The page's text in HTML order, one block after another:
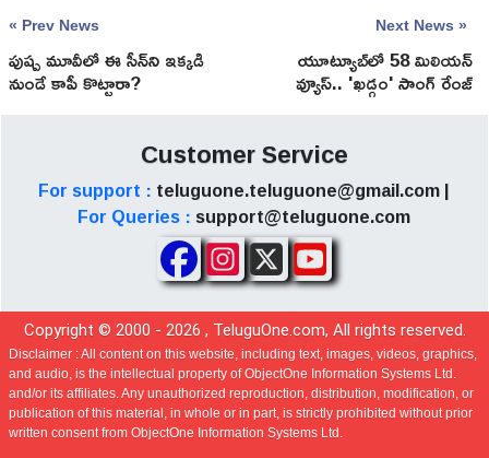
« Prev News
పుష్ప మూవీలో ఈ సీన్‌ని ఇక్కడి
నుండే కాపీ కొట్టారా?
Next News »
యూట్యూబ్‌లో 58 మిలియన్
వ్యూస్.. 'ఖడ్గం' సాంగ్ రేంజ్
మామూలుగా లేదుగా!
Customer Service
For support : teluguone.teluguone@gmail.com |
For Queries : support@teluguone.com
Copyright © 2000 - 2026 , TeluguOne.com, All rights reserved.
Disclaimer :All content on this website, including text, images, videos, graphics,
and audio, is the intellectual property of ObjectOne Information Systems Ltd.
and/or its affiliates. Any unauthorized reproduction, distribution, modification, or
publication of this material, in whole or in part, is strictly prohibited without prior
written consent from ObjectOne Information Systems Ltd.